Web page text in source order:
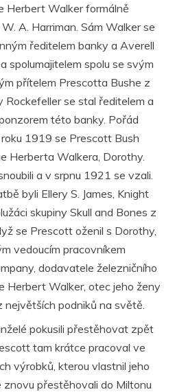
Herbert Walker formálně
A. Harriman. Sám Walker se
ředitelem banky a Averell
spolumajitelem spolu se svým
přítelem Prescotta Bushe z
Rockefeller se stal ředitelem a
této banky. Pořád
1919 se Prescott Bush
Herberta Walkera, Dorothy.
a v srpnu 1921 se vzali.
byli Ellery S. James, Knight
skupiny Skull and Bones z
se Prescott oženil s Dorothy,
vedoucím pracovníkem
dodavatele železničního
Herbert Walker, otec jeho ženy
největších podniků na světě.
pokusili přestěhovat zpět
tam krátce pracoval ve
výrobků, kterou vlastnil jeho
znovu přestěhovali do Miltonu